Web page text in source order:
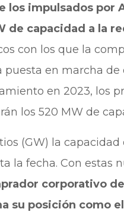
los impulsados por
de capacidad a la
con los que la
puesta en marcha
en 2023, los
los 520 MW de
(GW) la
la fecha. Con estas
corporativo
su posición como